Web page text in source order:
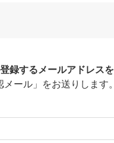
するメールアドレスを
ール」をお送りします